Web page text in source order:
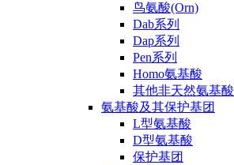
鸟氨酸(Orn)
Dab系列
Dap系列
Pen系列
Homo氨基酸
其他非天然氨基酸
氨基酸及其保护基团
L型氨基酸
D型氨基酸
保护基团